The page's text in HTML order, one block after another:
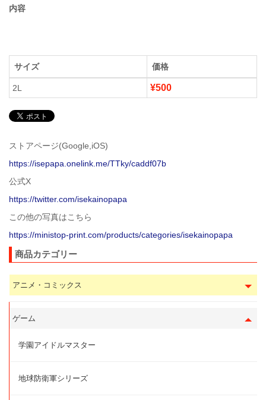
内容
サイズ 価格
2L ¥500
ストアページ(Google,iOS)
https://isepapa.onelink.me/TTky/caddf07b
公式X
https://twitter.com/isekainopapa
この他の写真はこちら
https://ministop-print.com/products/categories/isekainopapa
商品カテゴリー
アニメ・コミックス
ゲーム
学園アイドルマスター
地球防衛軍シリーズ